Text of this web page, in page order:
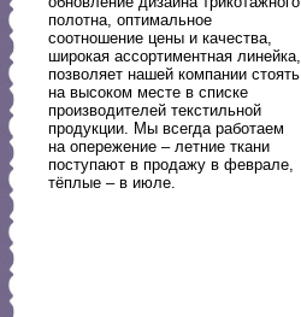
полотна, оптимальное
соотношение цены и качества,
широкая ассортиментная линейка,
позволяет нашей компании стоять
на высоком месте в списке
производителей текстильной
продукции. Мы всегда работаем
на опережение – летние ткани
поступают в продажу в феврале,
тёплые – в июле.